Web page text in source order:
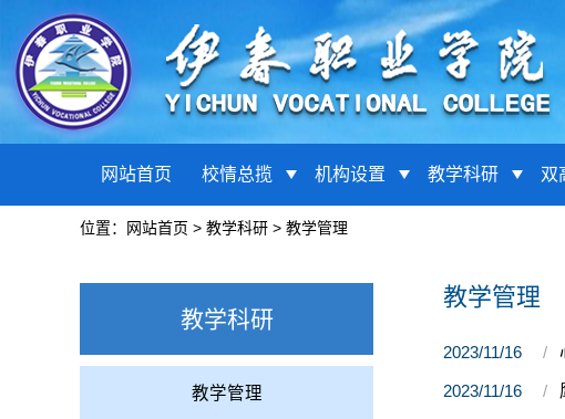
网站首页 校情总揽 机构设置 教学科研 双
位置： 网站首页 > 教学科研 > 教学管理
教学科研
教学管理
教学管理
2023/11/16
2023/11/16